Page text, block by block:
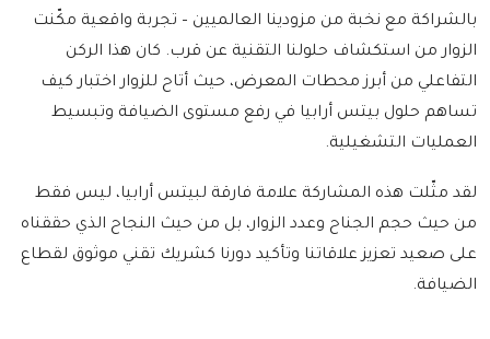
بالشراكة مع نخبة من مزودينا العالميين – تجربة واقعية مكّنت
الزوار من استكشاف حلولنا التقنية عن قرب. كان هذا الركن
التفاعلي من أبرز محطات المعرض، حيث أتاح للزوار اختبار كيف
تساهم حلول بيتس أرابيا في رفع مستوى الضيافة وتبسيط
العمليات التشغيلية.
لقد مثّلت هذه المشاركة علامة فارقة لبيتس أرابيا، ليس فقط
من حيث حجم الجناح وعدد الزوار، بل من حيث النجاح الذي حققناه
على صعيد تعزيز علاقاتنا وتأكيد دورنا كشريك تقني موثوق لقطاع
الضيافة.